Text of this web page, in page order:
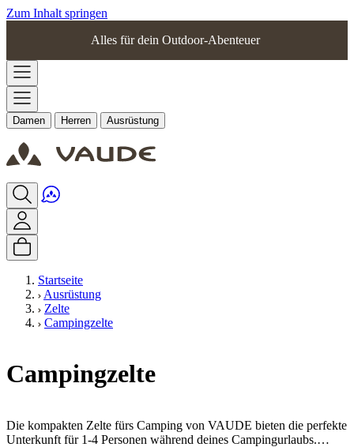
Zum Inhalt springen
Alles für dein Outdoor-Abenteuer
Damen Herren Ausrüstung
Startseite
Ausrüstung
Zelte
Campingzelte
Campingzelte
Die kompakten Zelte fürs Camping von VAUDE bieten die perfekte
Unterkunft für 1-4 Personen während deines Campingurlaubs.